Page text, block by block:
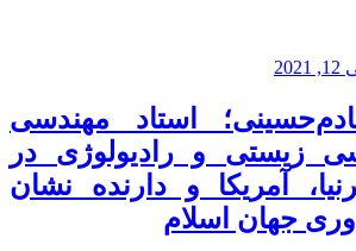
استاد مهندسی
زیستی و رادیولوژی در
آمریکا و دارنده نشان
جهان اسلام